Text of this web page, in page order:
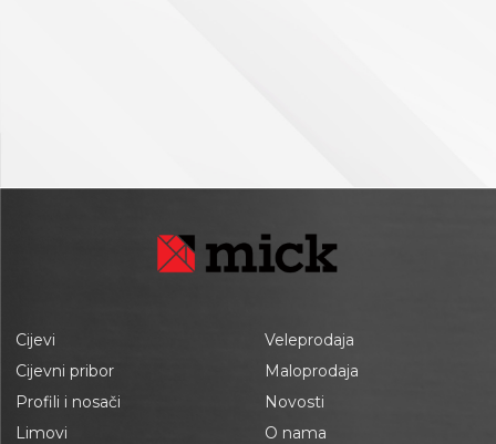
Cijevi
Cijevni pribor
Profili i nosači
Limovi
Veleprodaja
Maloprodaja
Novosti
O nama